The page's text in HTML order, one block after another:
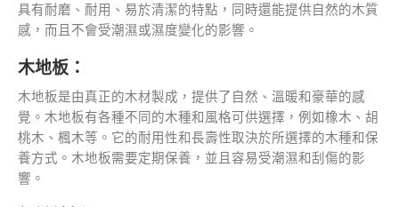
具有耐磨、耐用、易於清潔的特點，同時還能提供自然的木質
感，而且不會受潮濕或濕度變化的影響。
木地板：
木地板是由真正的木材製成，提供了自然、溫暖和豪華的感
覺。木地板有各種不同的木種和風格可供選擇，例如橡木、胡
桃木、楓木等。它的耐用性和長壽性取決於所選擇的木種和保
養方式。木地板需要定期保養，並且容易受潮濕和刮傷的影
響。